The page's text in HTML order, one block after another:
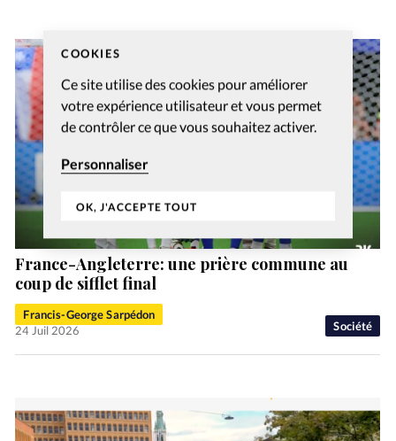
COOKIES
Ce site utilise des cookies pour améliorer
votre expérience utilisateur et vous permet
de contrôler ce que vous souhaitez activer.
Personnaliser
OK, J'ACCEPTE TOUT
Société
France-Angleterre: une prière commune au
coup de sifflet final
Francis-George Sarpédon
24 Juil 2026